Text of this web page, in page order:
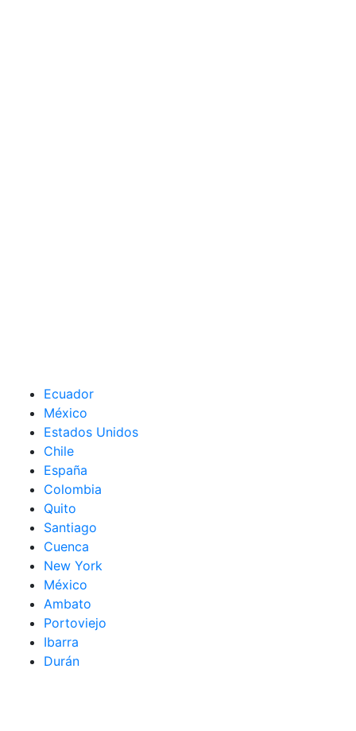
Ecuador
México
Estados Unidos
Chile
España
Colombia
Quito
Santiago
Cuenca
New York
México
Ambato
Portoviejo
Ibarra
Durán